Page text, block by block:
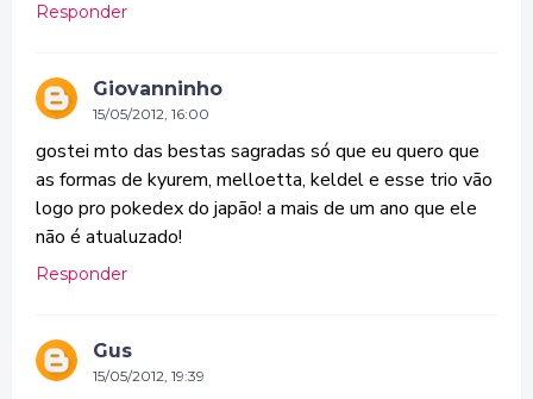
Responder
Giovanninho
15/05/2012, 16:00
gostei mto das bestas sagradas só que eu quero que
as formas de kyurem, melloetta, keldel e esse trio vão
logo pro pokedex do japão! a mais de um ano que ele
não é atualuzado!
Responder
Gus
15/05/2012, 19:39